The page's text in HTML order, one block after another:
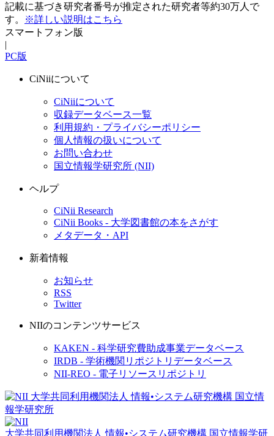
記載に基づき研究者番号が推定された研究者等約30万人で
す。
※詳しい説明はこちら
スマートフォン版
|
PC版
CiNiiについて
CiNiiについて
収録データベース一覧
利用規約・プライバシーポリシー
個人情報の扱いについて
お問い合わせ
国立情報学研究所 (NII)
ヘルプ
CiNii Research
CiNii Books - 大学図書館の本をさがす
メタデータ・API
新着情報
お知らせ
RSS
Twitter
NIIのコンテンツサービス
KAKEN - 科学研究費助成事業データベース
IRDB - 学術機関リポジトリデータベース
NII-REO - 電子リソースリポジトリ
大学共同利用機関法人 情報•システム研究機構 国立情報学研